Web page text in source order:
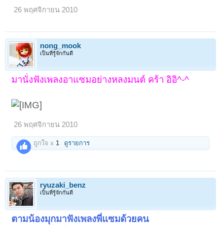
26 พฤศจิกายน 2010
nong_mook
เป็นที่รู้จักกันดี
มานั่งฟังเพลงอาแซมอย่างหลงมนต์ คร้า อิอิ^-^
26 พฤศจิกายน 2010
ถูกใจ x 1 ดูรายการ
ryuzaki_benz
เป็นที่รู้จักกันดี
ตามน้องมุกมาฟังเพลงพี่แซมด้วยคน